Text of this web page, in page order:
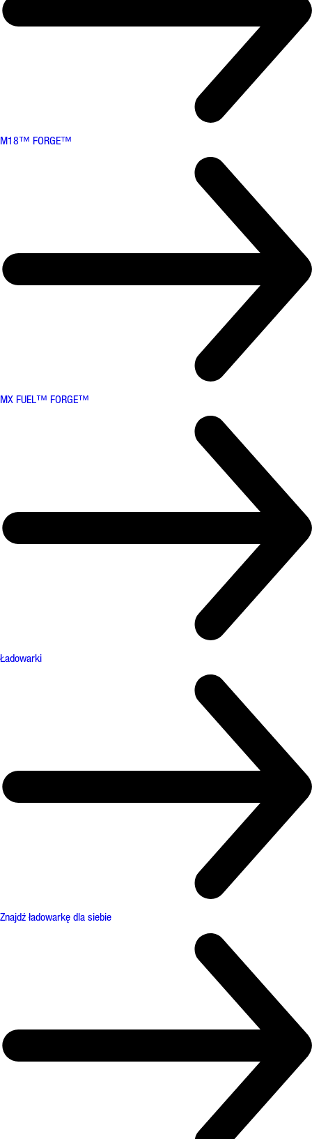
M18™ FORGE™
MX FUEL™ FORGE™
Ładowarki
Znajdź ładowarkę dla siebie